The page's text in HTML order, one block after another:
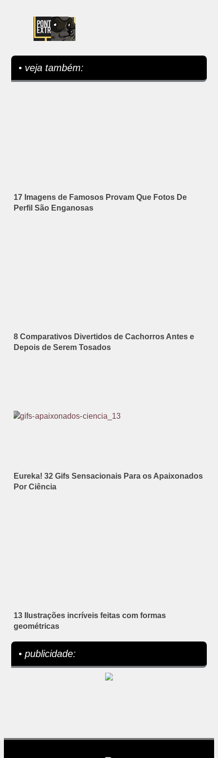
• veja também:
17 Imagens de Famosos Provam Que Fotos De
Perfil São Enganosas
8 Comparativos Divertidos de Cachorros Antes e
Depois de Serem Tosados
Eureka! 32 Gifs Sensacionais Para os Apaixonados
Por Ciência
13 Ilustrações incríveis feitas com formas
geométricas
• publicidade: